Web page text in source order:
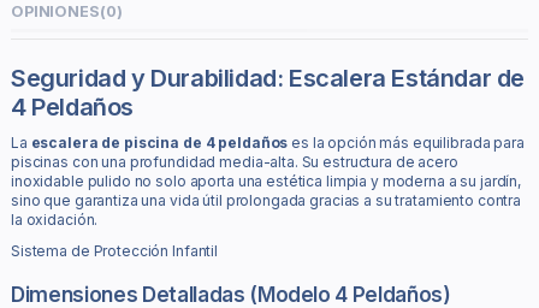
OPINIONES(0)
Seguridad y Durabilidad: Escalera Estándar de
4 Peldaños
La escalera de piscina de 4 peldaños es la opción más equilibrada para
piscinas con una profundidad media-alta. Su estructura de acero
inoxidable pulido no solo aporta una estética limpia y moderna a su jardín,
sino que garantiza una vida útil prolongada gracias a su tratamiento contra
la oxidación.
Sistema de Protección Infantil
Dimensiones Detalladas (Modelo 4 Peldaños)